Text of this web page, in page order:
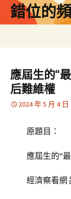
錯位的
應屆生的“
后難維權
2024 年 5 月 4 日
原題目：
應屆生的“
經濟察看網